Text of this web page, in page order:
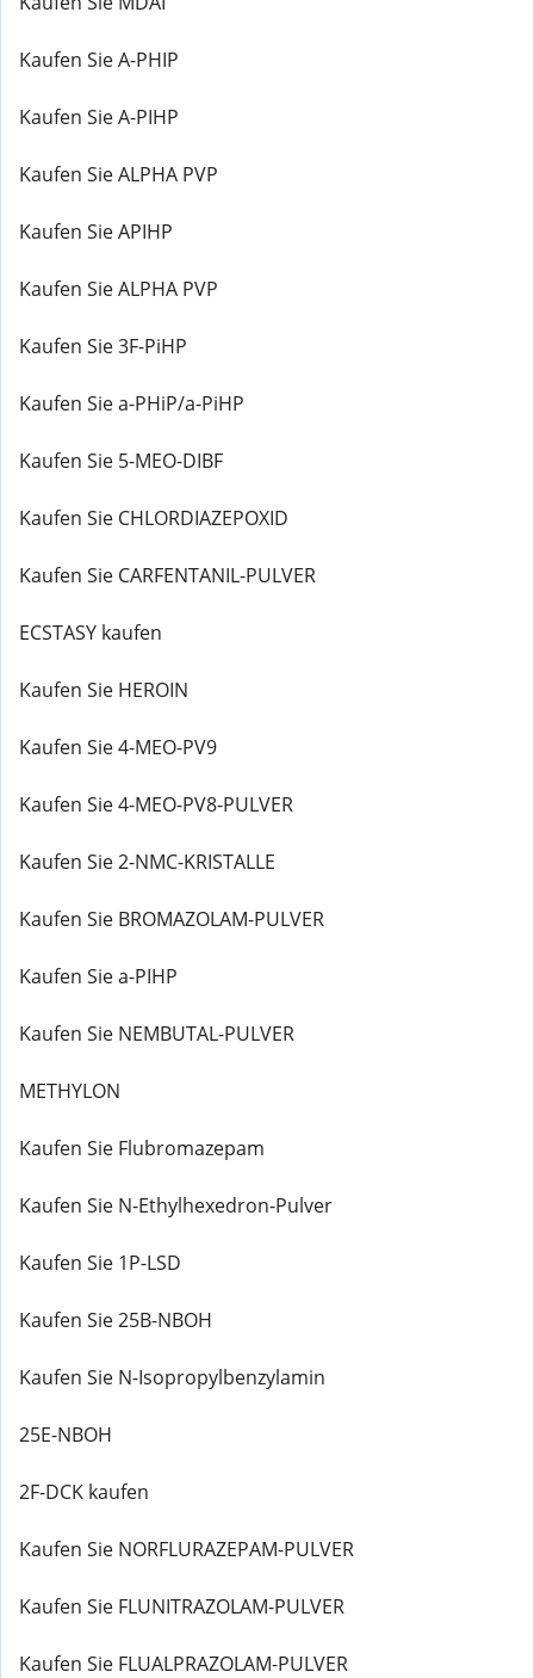
Kaufen Sie A-PHIP
Kaufen Sie A-PIHP
Kaufen Sie ALPHA PVP
Kaufen Sie APIHP
Kaufen Sie ALPHA PVP
Kaufen Sie 3F-PiHP
Kaufen Sie a-PHiP/a-PiHP
Kaufen Sie 5-MEO-DIBF
Kaufen Sie CHLORDIAZEPOXID
Kaufen Sie CARFENTANIL-PULVER
ECSTASY kaufen
Kaufen Sie HEROIN
Kaufen Sie 4-MEO-PV9
Kaufen Sie 4-MEO-PV8-PULVER
Kaufen Sie 2-NMC-KRISTALLE
Kaufen Sie BROMAZOLAM-PULVER
Kaufen Sie a-PIHP
Kaufen Sie NEMBUTAL-PULVER
METHYLON
Kaufen Sie Flubromazepam
Kaufen Sie N-Ethylhexedron-Pulver
Kaufen Sie 1P-LSD
Kaufen Sie 25B-NBOH
Kaufen Sie N-Isopropylbenzylamin
25E-NBOH
2F-DCK kaufen
Kaufen Sie NORFLURAZEPAM-PULVER
Kaufen Sie FLUNITRAZOLAM-PULVER
Kaufen Sie FLUALPRAZOLAM-PULVER